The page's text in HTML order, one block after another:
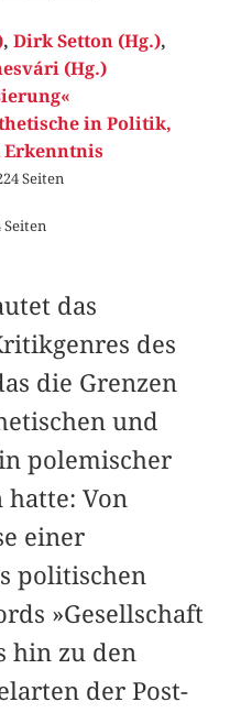
, Dirk Setton (Hg.),
(Hg.)
in Politik,
Erkenntnis
Seiten
Seiten
das
des
die Grenzen
und
polemischer
hatte: Von
einer
politischen
»Gesellschaft
hin zu den
der Post­